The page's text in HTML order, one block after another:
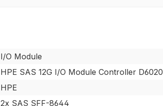
I/O Module
HPE SAS 12G I/O Module Controller D6020
HPE
2x SAS SFF-8644